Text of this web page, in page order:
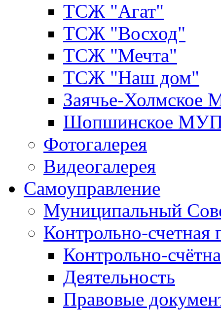
ТСЖ "Агат"
ТСЖ "Восход"
ТСЖ "Мечта"
ТСЖ "Наш дом"
Заячье-
Шопшинское
Фотогалерея
Видеогалерея
Самоуправление
Муниципальный
Контрольно-счетная
Контрольно-
Деятельность
Правовые